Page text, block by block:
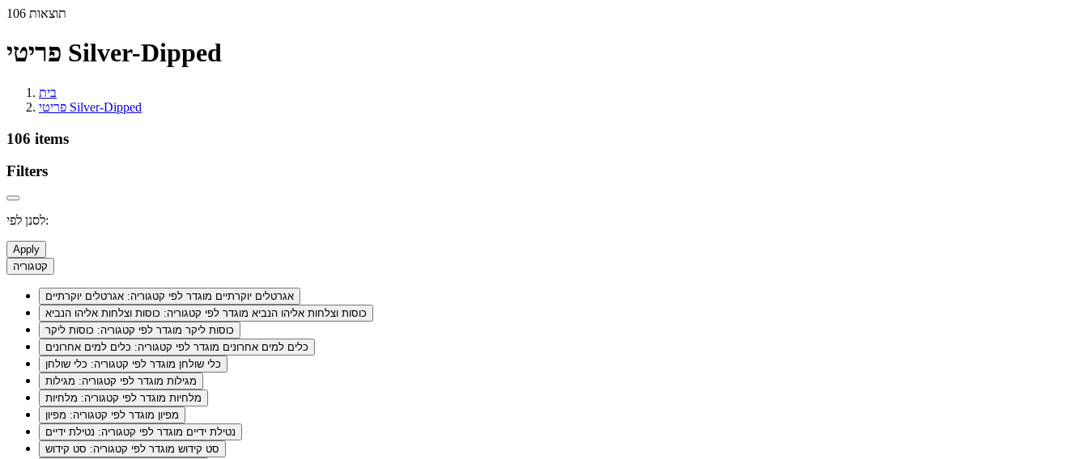
106 תוצאות
פריטי Silver-Dipped
בית
פריטי Silver-Dipped
106 items
Filters
לסנן לפי:
Apply
קטגוריה
אגרטלים יוקרתיים מוגדר לפי קטגוריה: אגרטלים יוקרתיים
כוסות וצלחות אליהו הנביא מוגדר לפי קטגוריה: כוסות וצלחות אליהו הנביא
כוסות ליקר מוגדר לפי קטגוריה: כוסות ליקר
כלים למים אחרונים מוגדר לפי קטגוריה: כלים למים אחרונים
כלי שולחן מוגדר לפי קטגוריה: כלי שולחן
מגילות מוגדר לפי קטגוריה: מגילות
מלחיות מוגדר לפי קטגוריה: מלחיות
מפיון מוגדר לפי קטגוריה: מפיון
נטילת ידיים מוגדר לפי קטגוריה: נטילת ידיים
סט קידוש מוגדר לפי קטגוריה: סט קידוש